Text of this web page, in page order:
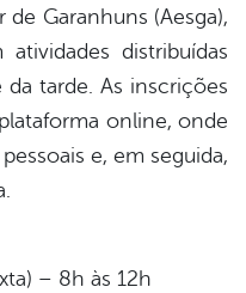
Garanhuns (Aesga),
distribuídas
tarde. As inscrições
online, onde
e, em seguida,
– 8h às 12h